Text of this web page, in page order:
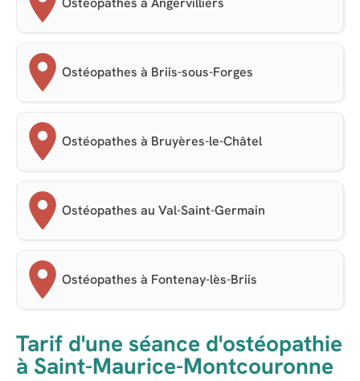
Ostéopathes à Briis-sous-Forges
Ostéopathes à Bruyères-le-Châtel
Ostéopathes au Val-Saint-Germain
Ostéopathes à Fontenay-lès-Briis
Tarif d'une séance d'ostéopathie
à Saint-Maurice-Montcouronne